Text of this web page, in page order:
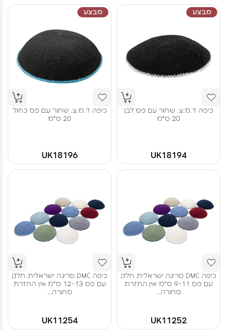
מבצע
כיפה ד.מ.צ. שחור עם פס לבן
20 ס"מ
UK18194
מבצע
כיפה ד.מ.צ. שחור עם פס כחול
20 ס"מ
UK18196
כיפה DMC סריגה ישראלית חלק
עם פס 9-11 ס"מ אין החזרת
סחורה...
UK11252
כיפה DMC סריגה ישראלית חלק
עם פס 12-13 ס"מ אין החזרת
סחורה...
UK11254